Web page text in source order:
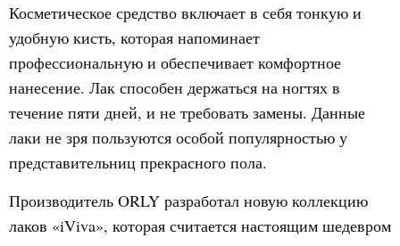
Косметическое средство включает в себя тонкую и
удобную кисть, которая напоминает
профессиональную и обеспечивает комфортное
нанесение. Лак способен держаться на ногтях в
течение пяти дней, и не требовать замены. Данные
лаки не зря пользуются особой популярностью у
представительниц прекрасного пола.
Производитель ORLY разработал новую коллекцию
лаков «iViva», которая считается настоящим шедевром